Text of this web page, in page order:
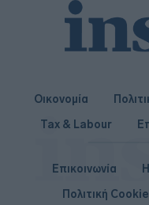
Οικονομία
Tax & Labour
Επικοινωνία
Πολιτική